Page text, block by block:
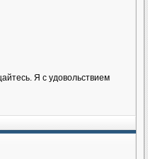
Я с удовольствием